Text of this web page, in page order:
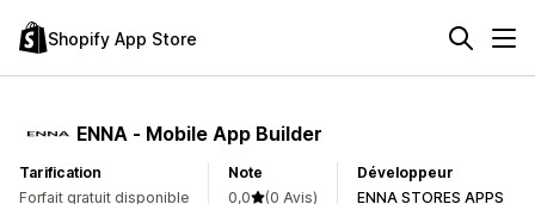
Shopify App Store
ENNA ‑ Mobile App Builder
Tarification
Forfait gratuit disponible
Note
0,0
(0 Avis)
Développeur
ENNA STORES APPS